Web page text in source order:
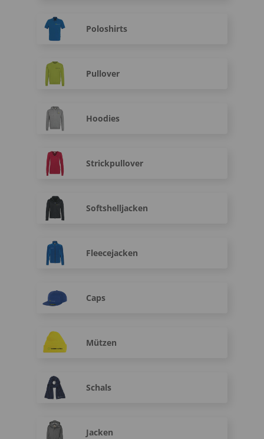
Poloshirts
Pullover
Hoodies
Strickpullover
Softshelljacken
Fleecejacken
Caps
Mützen
Schals
Jacken